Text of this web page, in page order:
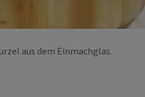
aus dem Einmachglas.